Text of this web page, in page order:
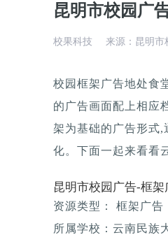
昆明市校园广
校果科技 来源：昆明市
校园框架广告地处食
的广告画面配上相应
架为基础的广告形式
化。下面一起来看看
昆明市校园广告-框
资源类型： 框架广告
所属学校：云南民族